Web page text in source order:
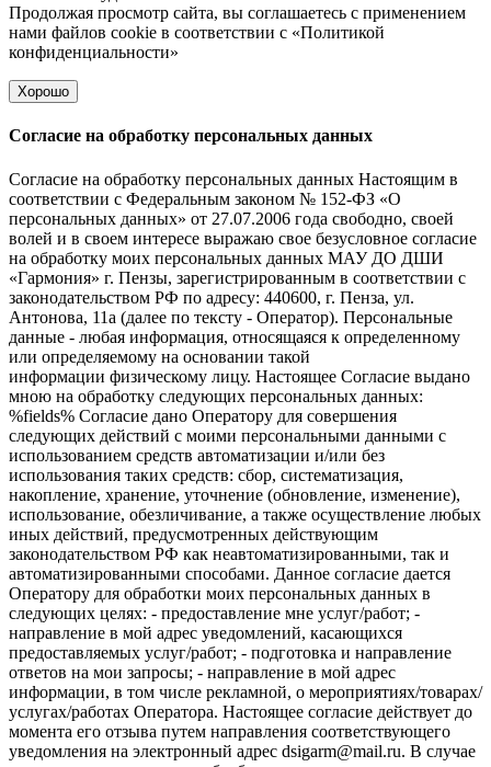
Продолжая просмотр сайта, вы соглашаетесь с применением
нами файлов cookie в соответствии с «Политикой
конфиденциальности»
Хорошо
Согласие на обработку персональных данных
Согласие на обработку персональных данных Настоящим в
соответствии с Федеральным законом № 152-ФЗ «О
персональных данных» от 27.07.2006 года свободно, своей
волей и в своем интересе выражаю свое безусловное согласие
на обработку моих персональных данных МАУ ДО ДШИ
«Гармония» г. Пензы, зарегистрированным в соответствии с
законодательством РФ по адресу: 440600, г. Пенза, ул.
Антонова, 11а (далее по тексту - Оператор). Персональные
данные - любая информация, относящаяся к определенному
или определяемому на основании такой
информации физическому лицу. Настоящее Согласие выдано
мною на обработку следующих персональных данных:
%fields% Согласие дано Оператору для совершения
следующих действий с моими персональными данными с
использованием средств автоматизации и/или без
использования таких средств: сбор, систематизация,
накопление, хранение, уточнение (обновление, изменение),
использование, обезличивание, а также осуществление любых
иных действий, предусмотренных действующим
законодательством РФ как неавтоматизированными, так и
автоматизированными способами. Данное согласие дается
Оператору для обработки моих персональных данных в
следующих целях: - предоставление мне услуг/работ; -
направление в мой адрес уведомлений, касающихся
предоставляемых услуг/работ; - подготовка и направление
ответов на мои запросы; - направление в мой адрес
информации, в том числе рекламной, о мероприятиях/товарах/
услугах/работах Оператора. Настоящее согласие действует до
момента его отзыва путем направления соответствующего
уведомления на электронный адрес dsigarm@mail.ru. В случае